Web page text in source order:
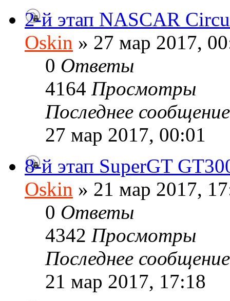
2-й этап NASCAR
Oskin » 27 мар 2017,
0 Ответы
4164 Просмотры
Последнее
27 мар 2017, 00:01
8-й этап SuperGT
Oskin » 21 мар 2017,
0 Ответы
4342 Просмотры
Последнее
21 мар 2017, 17:18